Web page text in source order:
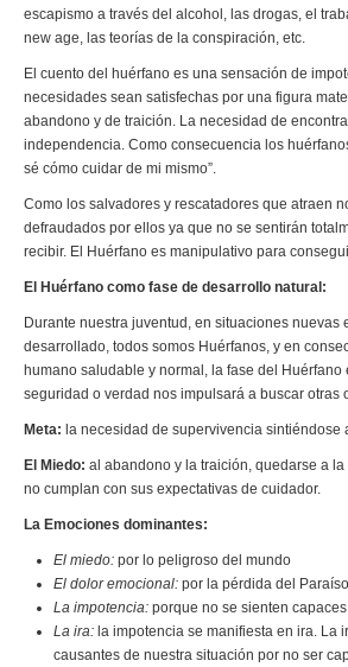
escapismo a través del alcohol, las drogas, el
new age, las teorías de la conspiración, etc.
El cuento del huérfano es una sensación de
necesidades sean satisfechas por una figura
abandono y de traición. La necesidad de
independencia. Como consecuencia los
sé cómo cuidar de mi mismo”.
Como los salvadores y rescatadores que atraen
defraudados por ellos ya que no se sentirán
recibir. El Huérfano es manipulativo para
El Huérfano como fase de desarrollo natural:
Durante nuestra juventud, en situaciones
desarrollado, todos somos Huérfanos, y en
humano saludable y normal, la fase del
seguridad o verdad nos impulsará a buscar
Meta: la necesidad de supervivencia sintiéndose
El Miedo: al abandono y la traición, quedarse a
no cumplan con sus expectativas de cuidador.
La Emociones dominantes:
El miedo: por lo peligroso del mundo
El dolor emocional: por la pérdida del
La impotencia: porque no se sienten
La ira: la impotencia se manifiesta en ira. La
causantes de nuestra situación por no ser